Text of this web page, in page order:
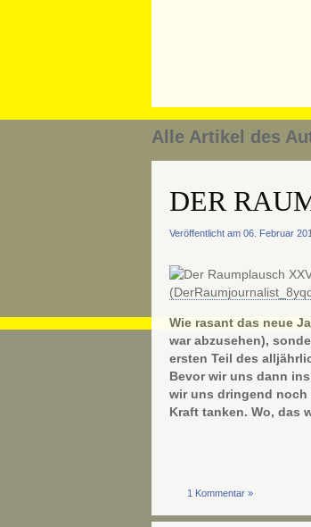
Alle Artikel des
DER
Veröffentlicht am 06. Februar
Wie rasant das neue
war abzusehen),
ersten Teil des
Bevor wir uns dann
wir uns dringend noch
Kraft tanken. Wo, das
1 Kommentar »